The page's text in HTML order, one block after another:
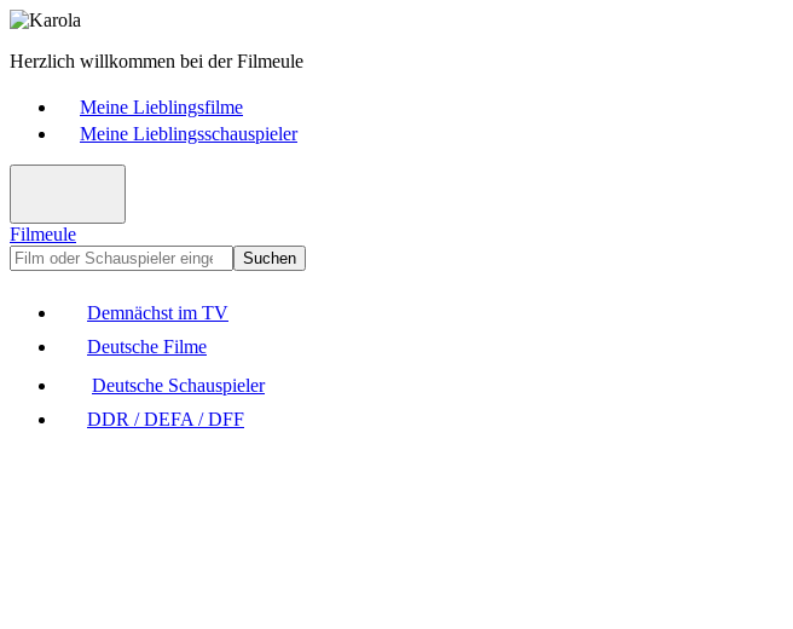
Herzlich willkommen bei der Filmeule
Meine Lieblingsfilme
Meine Lieblingsschauspieler
Filmeule
Suchen
Demnächst im TV
Deutsche Filme
Deutsche Schauspieler
DDR / DEFA / DFF